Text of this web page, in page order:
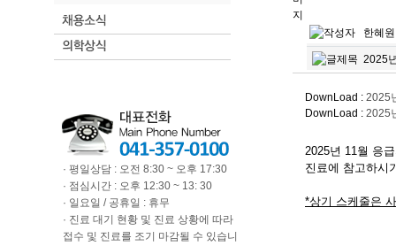
· 평일상담 : 오전 8:30 ~ 오후 17:30
· 점심시간 : 오후 12:30 ~ 13: 30
· 일요일 / 공휴일 : 휴무
· 진료 대기 현황 및 진료 상황에 따라
접수 및 진료를 조기 마감될 수 있습니
2025
DownLoad : 2025
DownLoad : 2025
2025년 11월 응
진료에 참고하시
*상기 스케줄은